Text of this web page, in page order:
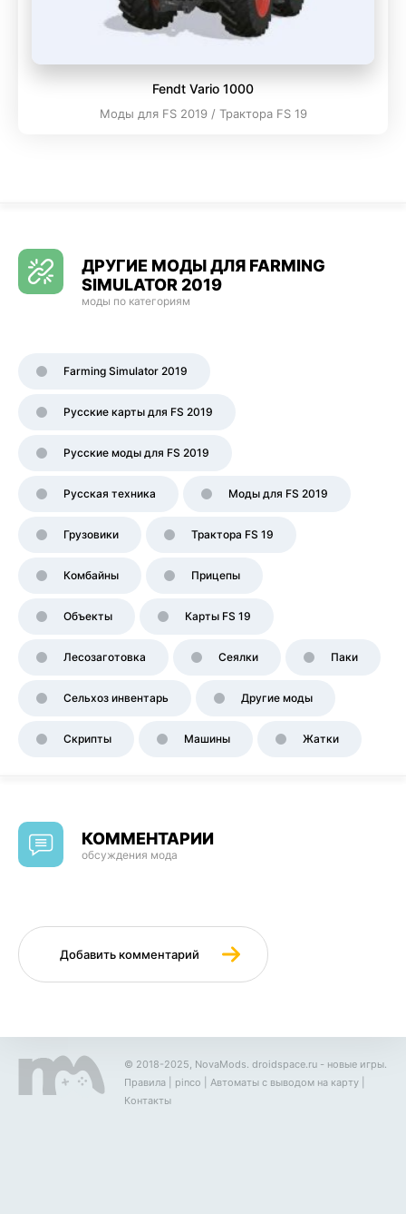
Fendt Vario 1000
Моды для FS 2019 / Трактора FS 19
ДРУГИЕ МОДЫ ДЛЯ FARMING
SIMULATOR 2019
моды по категориям
Farming Simulator 2019
Русские карты для FS 2019
Русские моды для FS 2019
Русская техника Моды для FS 2019
Грузовики Трактора FS 19
Комбайны Прицепы
Объекты Карты FS 19
Лесозаготовка Сеялки Паки
Сельхоз инвентарь Другие моды
Скрипты Машины Жатки
КОММЕНТАРИИ
обсуждения мода
Добавить комментарий
© 2018-2025, NovaMods. droidspace.ru - новые игры.
Правила
pinco Автоматы с выводом на карту
Контакты